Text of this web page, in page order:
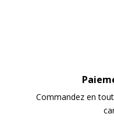
Commandez en